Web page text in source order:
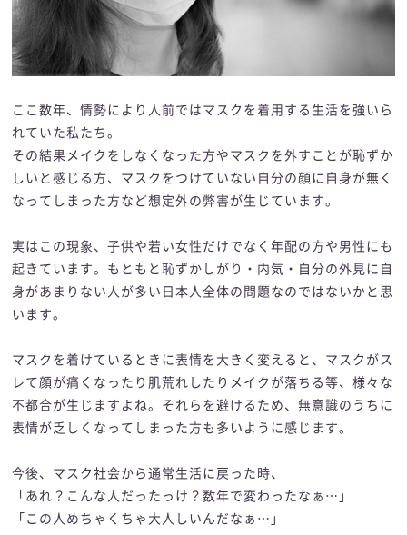
ここ数年、情勢により人前ではマスクを着用する生活を強いら
れていた私たち。
その結果メイクをしなくなった方やマスクを外すことが恥ずか
しいと感じる方、マスクをつけていない自分の顔に自身が無く
なってしまった方など想定外の弊害が生じています。
実はこの現象、子供や若い女性だけでなく年配の方や男性にも
起きています。もともと恥ずかしがり・内気・自分の外見に自
身があまりない人が多い日本人全体の問題なのではないかと思
います。
マスクを着けているときに表情を大きく変えると、マスクがス
レて顔が痛くなったり肌荒れしたりメイクが落ちる等、様々な
不都合が生じますよね。それらを避けるため、無意識のうちに
表情が乏しくなってしまった方も多いように感じます。
今後、マスク社会から通常生活に戻った時、
「あれ？こんな人だったっけ？数年で変わったなぁ…」
「この人めちゃくちゃ大人しいんだなぁ…」